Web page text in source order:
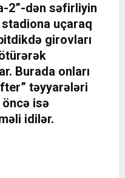
2”-dən səfirliyin
uçaraq
girovları
Burada onları
təyyarələri
isə
idilər.